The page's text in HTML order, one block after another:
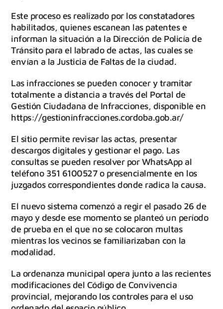
Este proceso es realizado por los constatadores
habilitados, quienes escanean las patentes e
informan la situación a la Dirección de Policía de
Tránsito para el labrado de actas, las cuales se
envían a la Justicia de Faltas de la ciudad.
Las infracciones se pueden conocer y tramitar
totalmente a distancia a través del Portal de
Gestión Ciudadana de Infracciones, disponible en
https://gestioninfracciones.cordoba.gob.ar/
El sitio permite revisar las actas, presentar
descargos digitales y gestionar el pago. Las
consultas se pueden resolver por WhatsApp al
teléfono 351 6100527 o presencialmente en los
juzgados correspondientes donde radica la causa.
El nuevo sistema comenzó a regir el pasado 26 de
mayo y desde ese momento se planteó un período
de prueba en el que no se colocaron multas
mientras los vecinos se familiarizaban con la
modalidad.
La ordenanza municipal opera junto a las recientes
modificaciones del Código de Convivencia
provincial, mejorando los controles para el uso